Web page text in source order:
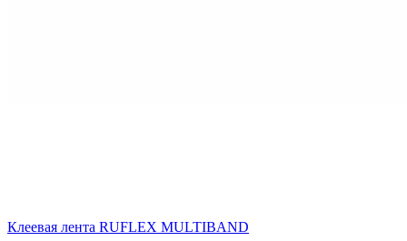
Клеевая лента RUFLEX MULTIBAND